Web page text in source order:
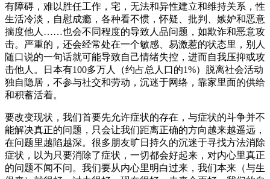
有障碍，难以胜任工作，宅，无法和异性建立和维持关系，性
生活冷淡，自慰成瘾，各种看不惯，怀疑、批判、嫉妒和恶意
揣度他人……也会不同程度的导致人品问题，如欺诈和恶意攻
击。严重的，还会经常处在一个敏感、易激惹的状态里，别人
随口说的一句话就可能导致自己情绪失控，进而自我压抑或攻
击他人。日本有100多万人（约占总人口的1%）脱离社会活动
独自隐居，不参与社交和劳动，沉迷于网络，靠家里面的供给
和积蓄活着。
要改变现状，我们首要先允许症状的存在，与症状的斗争并不
能解决真正的问题，只会让我们距离正确的方向越来越遥远，
在问题里越陷越深。很多朋友旷日持久的沉迷于寻找方法消除
症状，以为只要消除了症状，一切都会好起来，对内心里真正
的问题不闻不问。我们要从内心里明白过来，我们本来（与生